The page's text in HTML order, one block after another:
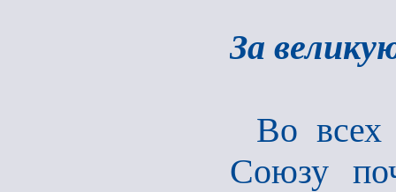
За
Во всех
Союзу